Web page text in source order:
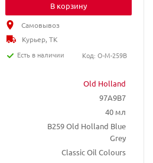
Old Holland
97A9B7
40 мл
B259 Old Holland Blue
Grey
Classic Oil Colours
В корзину
Самовывоз
Курьер, ТК
Есть в наличии
Код: O-M-259B